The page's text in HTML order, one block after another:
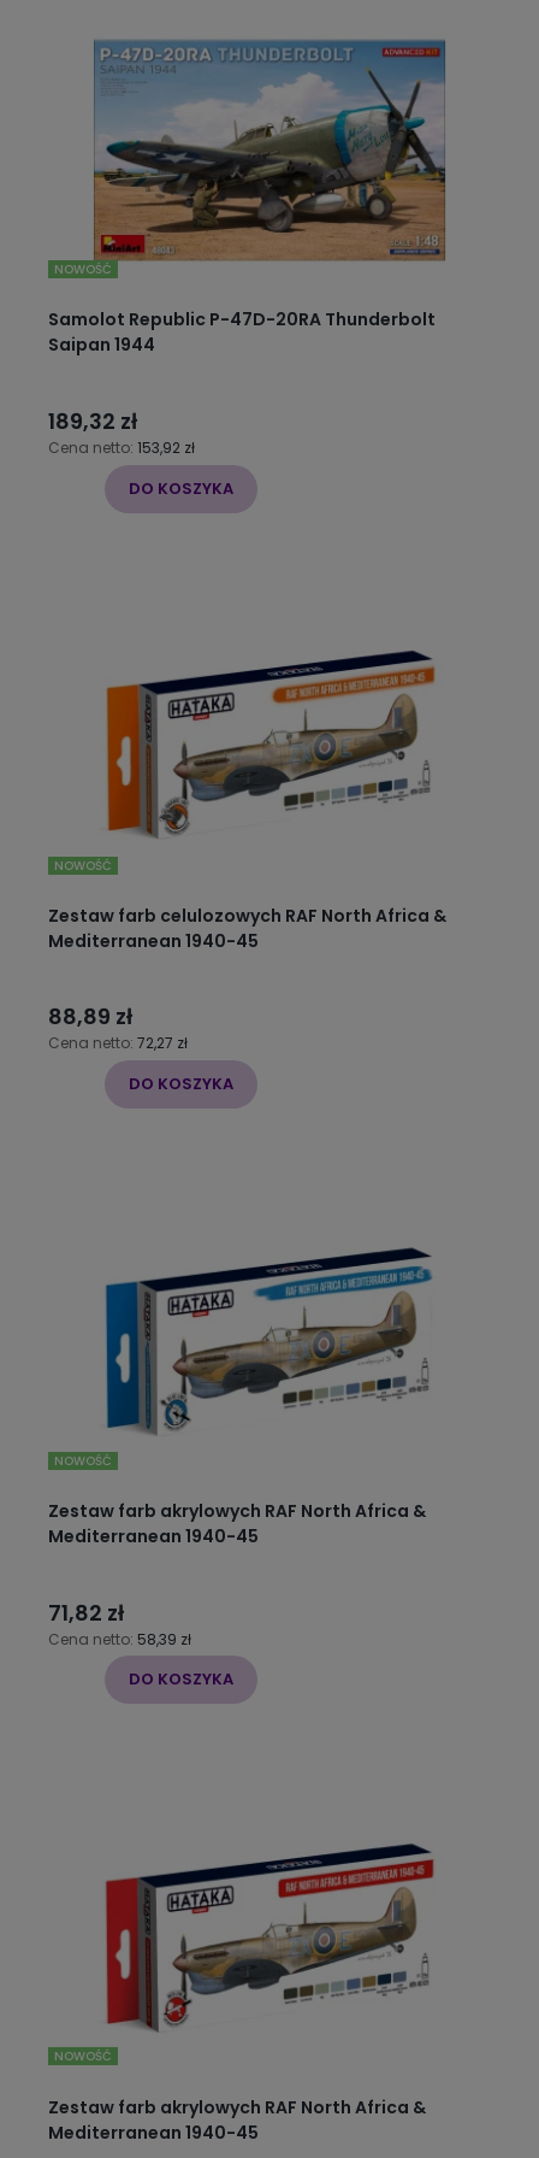
Samolot Republic P-47D-20RA Thunderbolt
Saipan 1944
189,32 zł
Cena netto: 153,92 zł
DO KOSZYKA
NOWOŚĆ
Zestaw farb celulozowych RAF North Africa &
Mediterranean 1940-45
88,89 zł
Cena netto: 72,27 zł
DO KOSZYKA
NOWOŚĆ
Zestaw farb akrylowych RAF North Africa &
Mediterranean 1940-45
71,82 zł
Cena netto: 58,39 zł
DO KOSZYKA
NOWOŚĆ
Zestaw farb akrylowych RAF North Africa &
Mediterranean 1940-45
NOWOŚĆ